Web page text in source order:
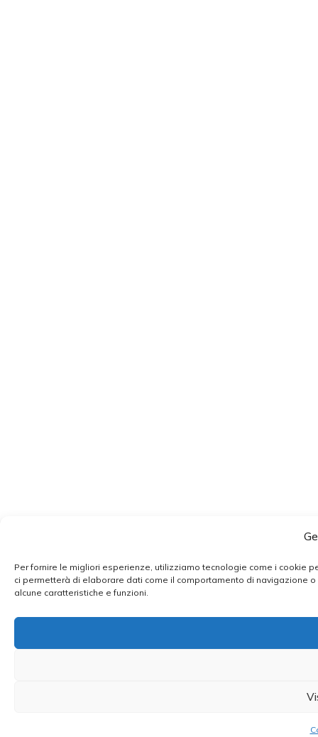
Per fornire le migliori esperienze, utilizziamo tecnologie come i cookie
ci permetterà di elaborare dati come il comportamento di navigazione
alcune caratteristiche e funzioni.